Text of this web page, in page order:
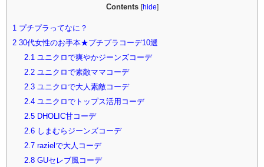
Contents [hide]
1 プチプラってなに？
2 30代女性のお手本★プチプラコーデ10選
2.1ユニクロで爽やかジーンズコーデ
2.2ユニクロで素敵ママコーデ
2.3ユニクロで大人素敵コーデ
2.4ユニクロでトップス活用コーデ
2.5DHOLIC甘コーデ
2.6しまむらジーンズコーデ
2.7razielで大人コーデ
2.8GUセレブ風コーデ